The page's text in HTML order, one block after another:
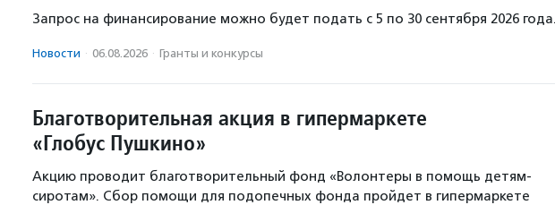
Запрос на финансирование можно будет подать с 5 по 30 сентября 2026
Новости · 06.08.2026 · Гранты и конкурсы
Благотворительная акция в гипермаркете
«Глобус Пушкино»
Акцию проводит благотворительный фонд «Волонтеры в помощь детям-
сиротам». Сбор помощи для подопечных фонда пройдет в гипермаркете